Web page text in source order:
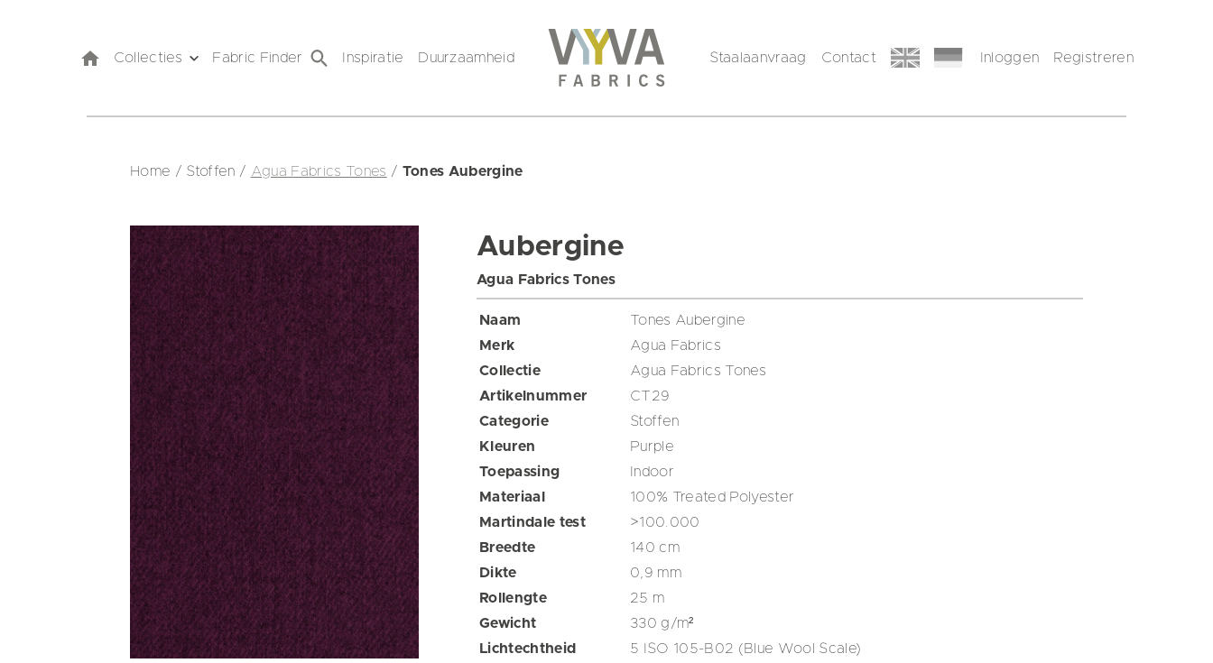
Collecties Fabric Finder Inspiratie Duurzaamheid Staalaanvraag Contact Inloggen Registreren
Home / Stoffen / Agua Fabrics Tones / Tones Aubergine
Aubergine
Agua Fabrics Tones
Naam
Tones Aubergine
Merk
Agua Fabrics
Collectie
Agua Fabrics Tones
Artikelnummer
CT29
Categorie
Stoffen
Kleuren
Purple
Toepassing
Indoor
Materiaal
100% Treated Polyester
Martindale test
>100.000
Breedte
140cm
Dikte
0,9 mm
Rollengte
25 m
Gewicht
330g/m²
Lichtechtheid
5 ISO 105-B02 (Blue Wool Scale)